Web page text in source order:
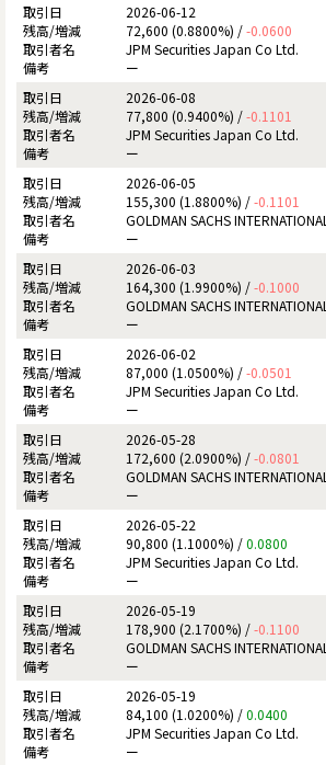
2026-06-12
72,600 (0.8800%) /-0.0600
JPM Securities Japan Co Ltd.
ー
2026-06-08
77,800 (0.9400%) /-0.1101
JPM Securities Japan Co Ltd.
ー
2026-06-05
155,300 (1.8800%) /-0.1101
GOLDMAN SACHS INTERNATIONAL
ー
2026-06-03
164,300 (1.9900%) /-0.1000
GOLDMAN SACHS INTERNATIONAL
ー
2026-06-02
87,000 (1.0500%) /-0.0501
JPM Securities Japan Co Ltd.
ー
2026-05-28
172,600 (2.0900%) /-0.0801
GOLDMAN SACHS INTERNATIONAL
ー
2026-05-22
90,800 (1.1000%) /0.0800
JPM Securities Japan Co Ltd.
ー
2026-05-19
178,900 (2.1700%) /-0.1100
GOLDMAN SACHS INTERNATIONAL
ー
2026-05-19
84,100 (1.0200%) /0.0400
JPM Securities Japan Co Ltd.
ー